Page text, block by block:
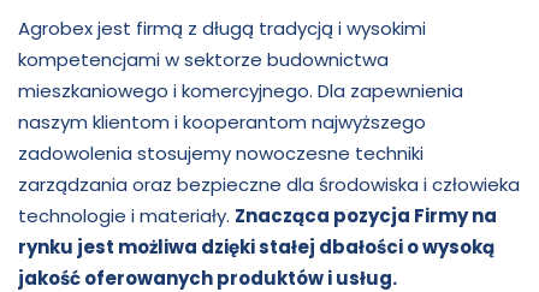
Agrobex jest firmą z długą tradycją i wysokimi
kompetencjami w sektorze budownictwa
mieszkaniowego i komercyjnego. Dla zapewnienia
naszym klientom i kooperantom najwyższego
zadowolenia stosujemy nowoczesne techniki
zarządzania oraz bezpieczne dla środowiska i człowieka
technologie i materiały. Znacząca pozycja Firmy na
rynku jest możliwa dzięki stałej dbałości o wysoką
jakość oferowanych produktów i usług.